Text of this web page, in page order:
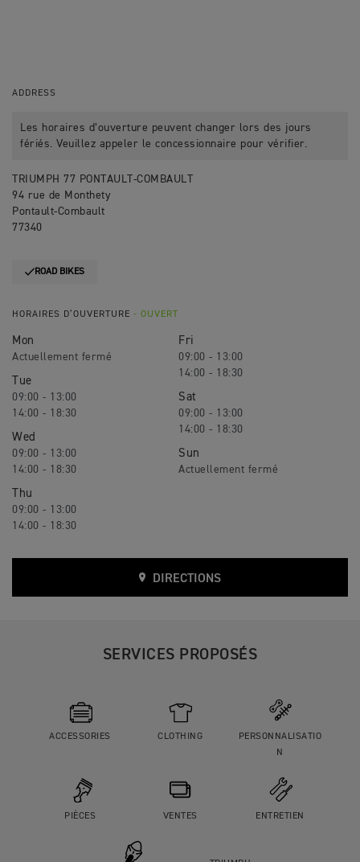
ADDRESS
Les horaires d’ouverture peuvent changer lors des jours
fériés. Veuillez appeler le concessionnaire pour vérifier.
TRIUMPH 77 PONTAULT-COMBAULT
94 rue de Monthety
Pontault-Combault
77340
ROAD BIKES
HORAIRES D’OUVERTURE - OUVERT
Mon
Tue
09:00 - 13:00
14:00 - 18:30
Wed
09:00 - 13:00
14:00 - 18:30
Thu
09:00 - 13:00
14:00 - 18:30
Fri
09:00 - 13:00
14:00 - 18:30
Sat
09:00 - 13:00
14:00 - 18:30
Sun
DIRECTIONS
SERVICES PROPOSÉS
ACCESSORIES CLOTHING
PERSONNALISATIO
N
PIÈCES VENTES ENTRETIEN